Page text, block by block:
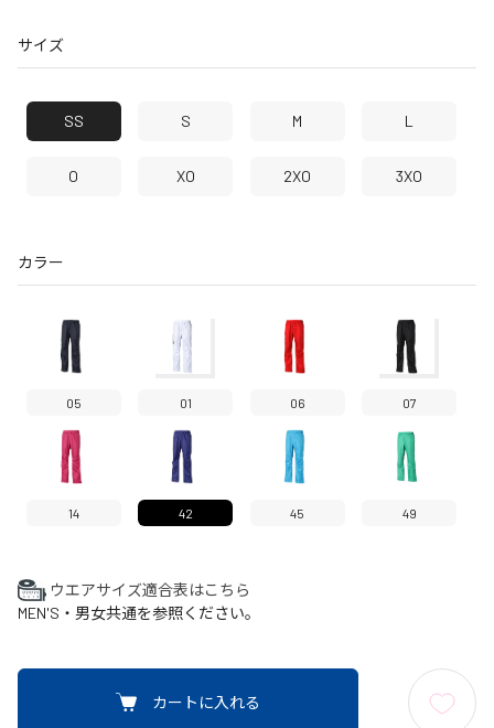
サイズ
SS S M L
O XO 2XO 3XO
カラー
05 01 06 07
14 42 45 49
ウエアサイズ適合表はこちら
MEN'S・男女共通を参照ください。
カートに入れる